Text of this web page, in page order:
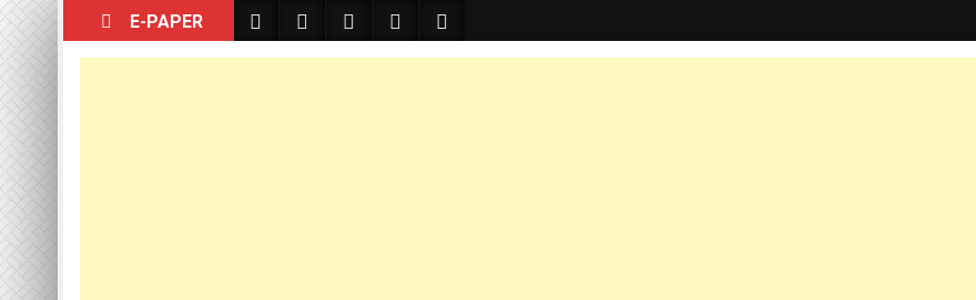
E-PAPER